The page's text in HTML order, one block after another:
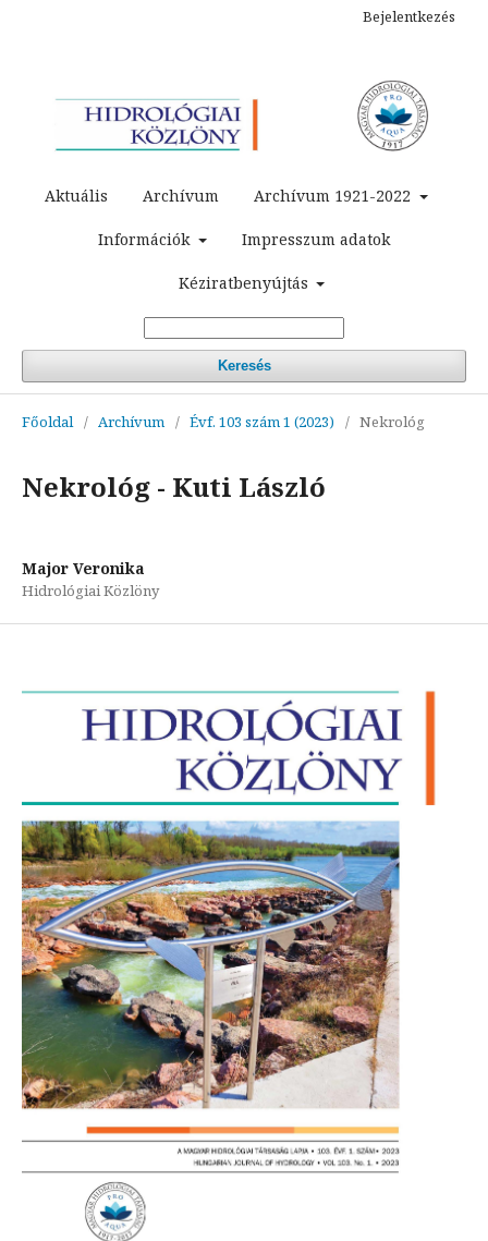
Aktuális Archívum Archívum 1921-2022
Információk Impresszum adatok
Kéziratbenyújtás
Keresés
Bejelentkezés
Főoldal / Archívum / Évf. 103 szám 1 (2023) / Nekrológ
Nekrológ - Kuti László
Major Veronika
Hidrológiai Közlöny